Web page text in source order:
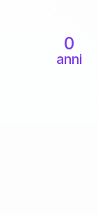
0
anni